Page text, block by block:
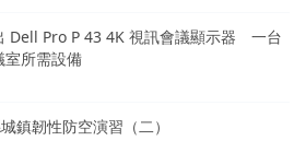
Dell Pro P 43 4K 視訊會議顯示器 一台
室所需設備
鎮韌性防空演習（二）